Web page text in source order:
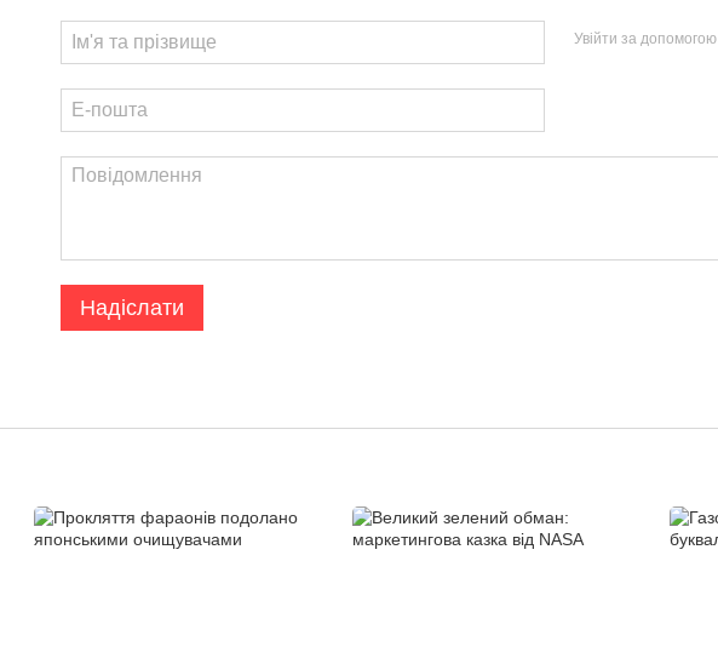
Увійти за допомогою
Надіслати